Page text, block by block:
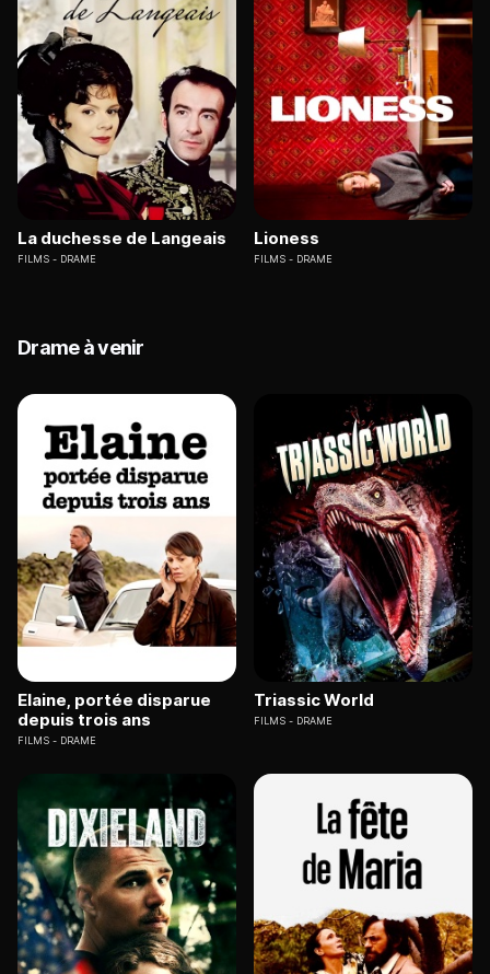
La duchesse de Langeais
FILMS DRAME
Lioness
FILMS DRAME
Drame à venir
Elaine, portée disparue
depuis trois ans
FILMS DRAME
Triassic World
FILMS DRAME